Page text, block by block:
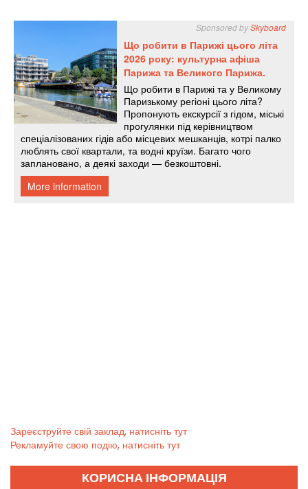
Зареєструйте свій заклад, натисніть тут
Рекламуйте свою подію, натисніть тут
КОРИСНА ІНФОРМАЦІЯ